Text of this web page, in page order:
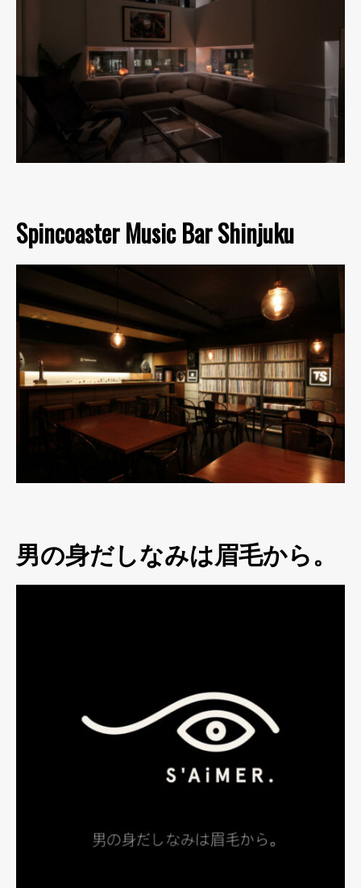
Spincoaster Music Bar Shinjuku
男の身だしなみは眉毛から。